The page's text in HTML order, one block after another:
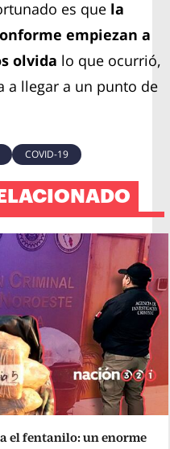
es que la
empiezan a
olvida lo que ocurrió,
a llegar a un punto de
COVID-19
el fentanilo: un enorme